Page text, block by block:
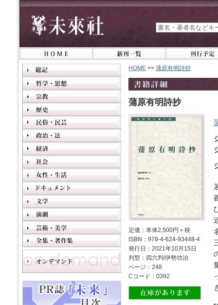
HOME >> 蒲原有明詩抄
蒲原有明詩抄
定価：本体2,500円＋税
ISBN：978-4-624-93448-4
発行日：2021年10月15日
判型：四六判/伊勢功治
ページ：248
Cコード：0392